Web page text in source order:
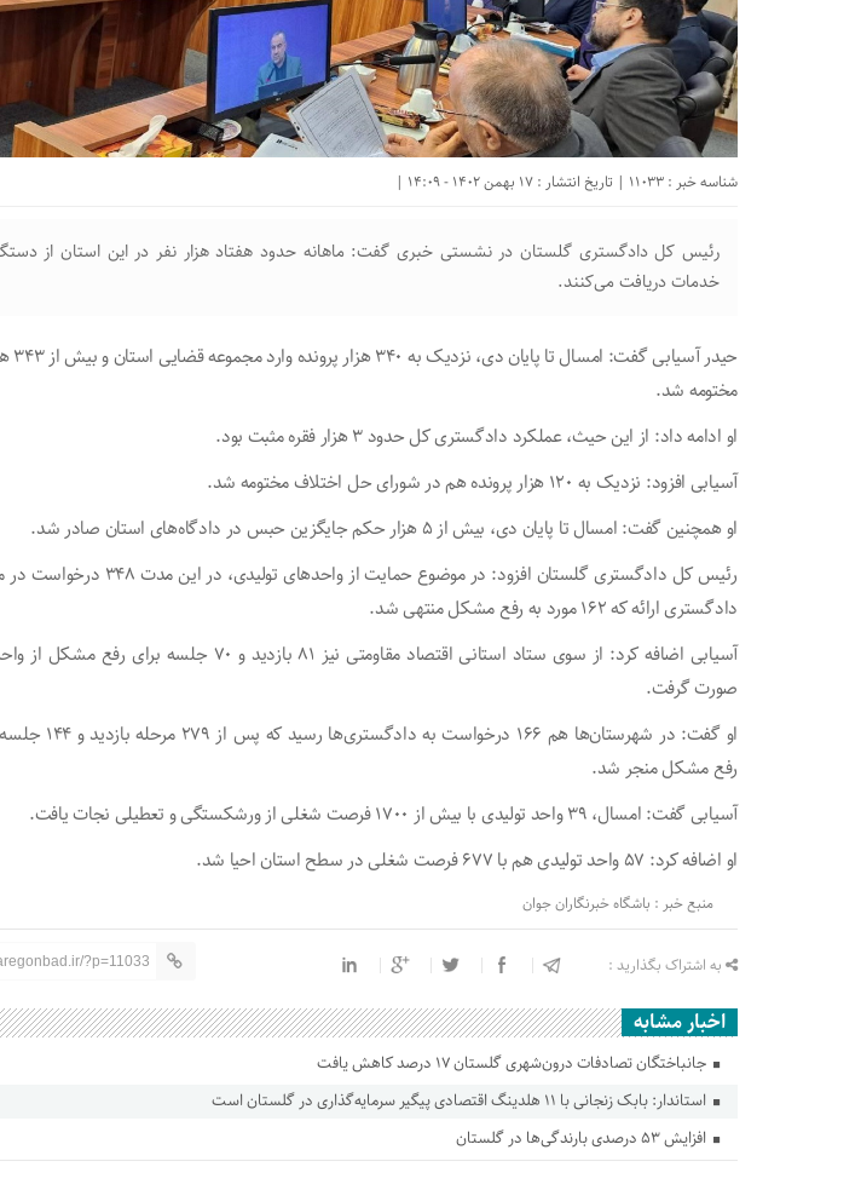
شناسه خبر : 11033 | تاریخ انتشار : 17 بهمن 1402 - 14:09 |
رئیس کل دادگستری گلستان در نشستی خبری گفت: ماهانه حدود هفتاد هزار نفر در این استان از
خدمات دریافت می‌کنند.
حیدر
مختومه شد.
او ادامه داد: از این حیث، عملکرد دادگستری کل حدود ۳ هزار فقره مثبت بود.
آسیابی افزود: نزدیک به ۱۲۰ هزار پرونده هم در شورای حل اختلاف مختومه شد.
او همچنین گفت: امسال تا پایان دی، بیش از ۵ هزار حکم جایگزین حبس در دادگاه‌های استان صادر شد.
رئیس کل دادگستری گلستان افزود: در موضوع حمایت از
دادگستری ارائه که ۱۶۲ مورد به رفع مشکل منتهی شد.
آسیابی اضافه کرد: از سوی ستاد استانی اقتصاد مقاومتی نیز ۸۱ بازدید و ۷۰
صورت گرفت.
رفع مشکل منجر شد.
آسیابی گفت: امسال، ۳۹ واحد تولیدی با بیش از ۱۷۰۰ فرصت شغلی از ورشکستگی و تعطیلی نجات یافت.
او اضافه کرد: ۵۷ واحد تولیدی هم با ۶۷۷ فرصت شغلی در سطح استان احیا شد.
منبع خبر : باشگاه خبرنگاران جوان
به اشتراک بگذارید : ?p=11033
اخبار مشابه
جانباختگان تصادفات درون‌شهری گلستان ۱۷ درصد کاهش یافت
استاندار: بابک زنجانی با ۱۱ هلدینگ اقتصادی پیگیر سرمایه‌گذاری در گلستان است
افزایش ۵۳ درصدی بارندگی‌ها در گلستان